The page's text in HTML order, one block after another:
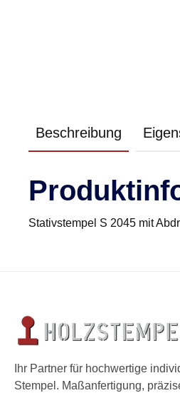
Beschreibung
Stativstempel S 2045 mit
Ihr Partner für hochwertige
Stempel. Maßanfertigung,